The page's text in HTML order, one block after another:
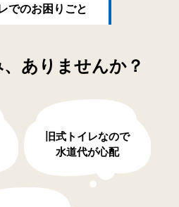
でのお困りごと
ありませんか？
旧式トイレなので
水道代が心配